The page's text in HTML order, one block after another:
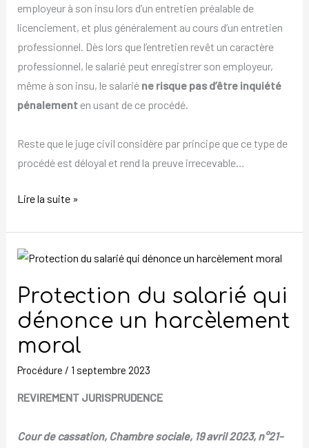
employeur à son insu lors d’un entretien préalable de
licenciement, et plus généralement au cours d’un entretien
professionnel. Dès lors que l’entretien revêt un caractère
professionnel, le salarié peut enregistrer son employeur,
même à son insu, le salarié ne risque pas d’être inquiété
pénalementen usant de ce procédé.
Reste que le juge civil considère par principe que ce type de
procédé est déloyal et rend la preuve irrecevable…
Lire la suite »
Protection du salarié qui
dénonce un harcèlement
moral
Procédure / 1 septembre 2023
REVIREMENT JURISPRUDENCE
Cour de cassation, Chambre sociale, 19 avril 2023, n°21-
Protection
salarié
qui
un
harcèlement
moral